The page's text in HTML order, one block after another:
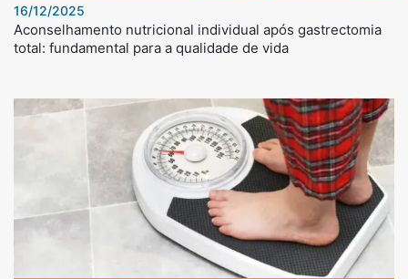
16/12/2025
Aconselhamento nutricional individual após gastrectomia
total: fundamental para a qualidade de vida